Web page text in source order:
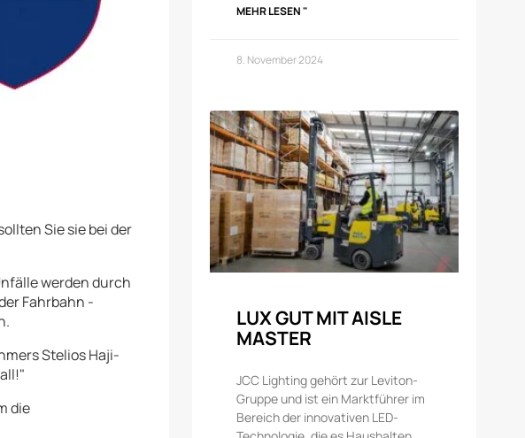
Sie sie bei der
werden durch
Fahrbahn -
Stelios Haji-
die
MEHR LESEN "
8. November 2024
LUX GUT MIT AISLE
MASTER
JCC Lighting gehört zur Leviton-
Gruppe und ist ein Marktführer im
Bereich der innovativen LED-